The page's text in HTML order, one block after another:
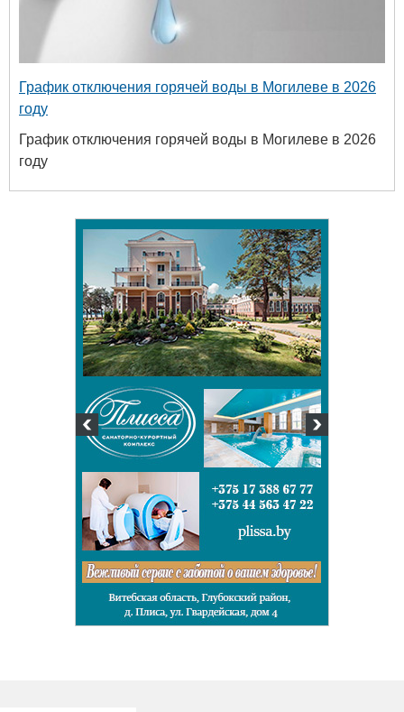
График отключения горячей воды в Могилеве в 2026
году
График отключения горячей воды в Могилеве в 2026
году